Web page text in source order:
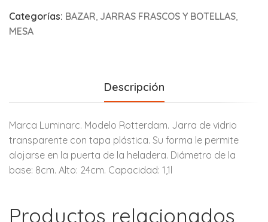
Categorías: BAZAR, JARRAS FRASCOS Y BOTELLAS,
MESA
Descripción
Marca Luminarc. Modelo Rotterdam. Jarra de vidrio
transparente con tapa plástica. Su forma le permite
alojarse en la puerta de la heladera. Diámetro de la
base: 8cm. Alto: 24cm. Capacidad: 1,1l
Productos relacionados